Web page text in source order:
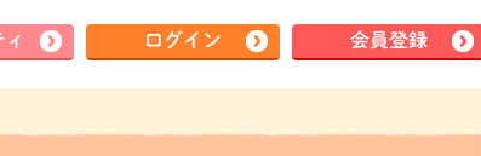
ィ ログイン 会員登録